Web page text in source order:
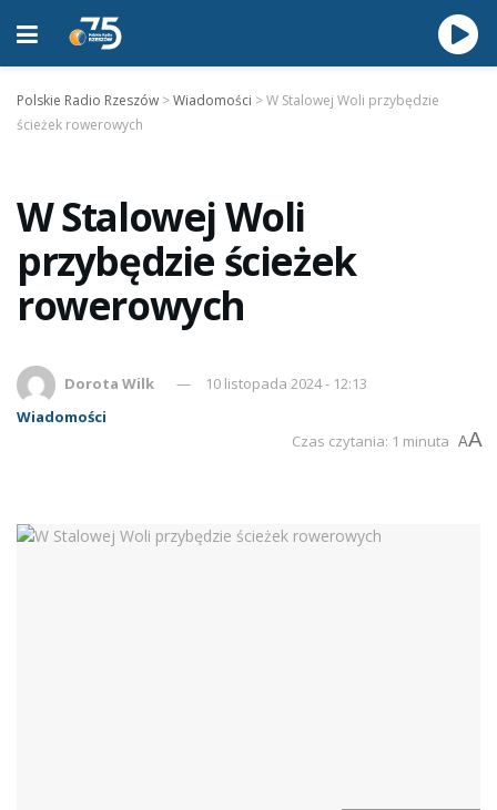
Polskie Radio Rzeszów >Wiadomości >W Stalowej Woli przybędzie
ścieżek rowerowych
W Stalowej Woli
przybędzie ścieżek
rowerowych
Dorota Wilk
10 listopada 2024 - 12:13
Wiadomości
Czas czytania: 1 minuta AA